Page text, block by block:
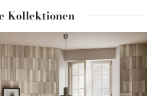
Kollektionen